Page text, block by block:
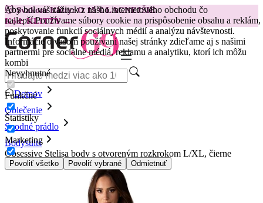
Aby bol váš zážitok z nášho internetového obchodu čo
najlepší.Používame súbory cookie na prispôsobenie obsahu a reklám,
poskytovanie funkcií sociálnych médií a analýzu návštevnosti.
Informácie o vašom používaní našej stránky zdieľame aj s našimi
partnermi pre sociálne médiá, reklamu a analytiku, ktorí ich môžu
kombi
Nevyhnutné
Funkčné
Štatistiky
Marketing
Povoliť všetko Povoliť vybrané Odmietnuť
😽Svakom Klitty: O 15 € LACNEJŠIE
Kód: KLITTY →
Domov
Oblečenie
Spodné prádlo
Bodysuits
Obsessive Stelisa body s otvoreným rozkrokom L/XL, čierne